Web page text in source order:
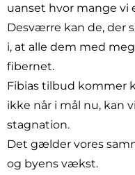
uanset hvor mange vi
Desværre kan de, der
i, at alle dem med
fibernet.
Fibias tilbud kommer
ikke når i mål nu, kan
stagnation.
Det gælder vores
og byens vækst.